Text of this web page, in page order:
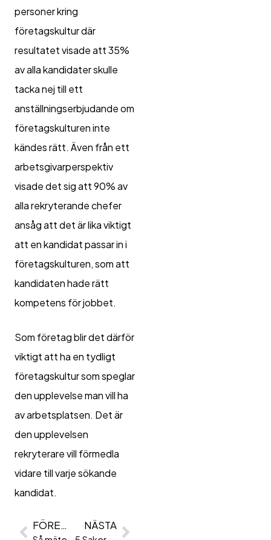
personer kring
företagskultur där
resultatet visade att 35%
av alla kandidater skulle
tacka nej till ett
anställningserbjudande om
företagskulturen inte
kändes rätt. Även från ett
arbetsgivarperspektiv
visade det sig att 90% av
alla rekryterande chefer
ansåg att det är lika viktigt
att en kandidat passar in i
företagskulturen, som att
kandidaten hade rätt
kompetens för jobbet.
Som företag blir det därför
viktigt att ha en tydligt
företagskultur som speglar
den upplevelse man vill ha
av arbetsplatsen. Det är
den upplevelsen
rekryterare vill förmedla
vidare till varje sökande
kandidat.
FÖREGÅENDE NÄSTA